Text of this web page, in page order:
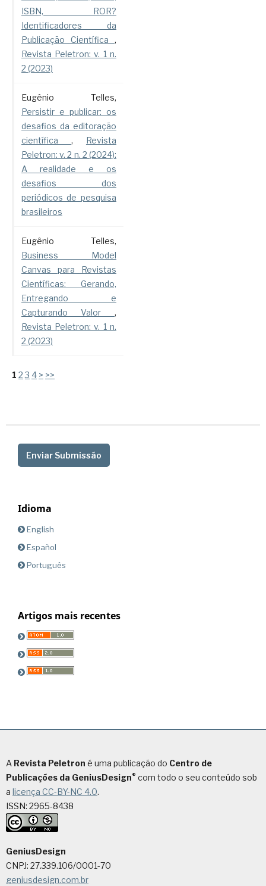
ISBN, ROR?
Identificadores da
Publicação Científica ,
Revista Peletron: v. 1 n.
2 (2023)
Eugênio Telles,
Persistir e publicar: os
desafios da editoração
científica , Revista
Peletron: v. 2 n. 2 (2024):
A realidade e os
desafios dos
periódicos de pesquisa
brasileiros
Eugênio Telles,
Business Model
Canvas para Revistas
Científicas: Gerando,
Entregando e
Capturando Valor ,
Revista Peletron: v. 1 n.
2 (2023)
1 2 3 4 > >>
Enviar Submissão
Idioma
English
Español
Português
Artigos mais recentes
A Revista Peletron é uma publicação do Centro de
Publicações da GeniusDesign® com todo o seu conteúdo sob
a licença CC-BY-NC 4.0.
ISSN: 2965-8438
GeniusDesign
CNPJ: 27.339.106/0001-70
geniusdesign.com.br